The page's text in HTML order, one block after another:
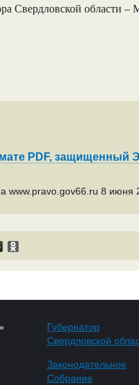
Свердловской области
PDF, защищенный
www.pravo.gov66.ru 8 июня
Губернатор
Свердловской
Законодательное
Собрание